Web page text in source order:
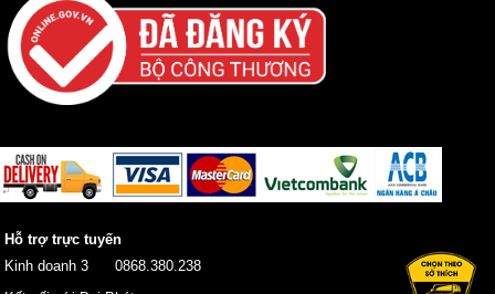
Hỗ trợ trực tuyến
Kinh doanh 3
0868.380.238